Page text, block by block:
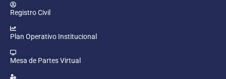
Registro Civil
Plan Operativo Institucional
Mesa de Partes Virtual